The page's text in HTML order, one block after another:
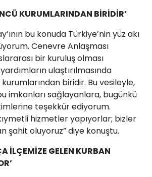
KURUMLARINDAN BİRİDİR’
bu konuda Türkiye’nin yüz akı
Cenevre Anlaşması
bir kuruluş olması
ulaştırılmasında
biridir. Bu vesileyle,
bu imkanları sağlayanlara, bugünkü
teşekkür ediyorum.
hizmetler yapıyorlar; bizler
şahit oluyoruz” diye konuştu.
İLÇEMİZE GELEN KURBAN